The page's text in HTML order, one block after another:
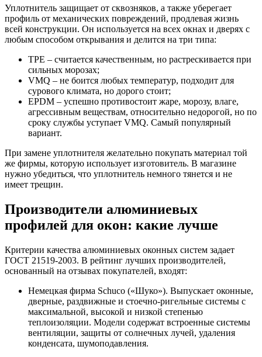
Уплотнитель защищает от сквозняков, а также уберегает
профиль от механических повреждений, продлевая жизнь
всей конструкции. Он используется на всех окнах и дверях с
любым способом открывания и делится на три типа:
TPE – считается качественным, но растрескивается при
сильных морозах;
VMQ – не боится любых температур, подходит для
сурового климата, но дорого стоит;
EPDM – успешно противостоит жаре, морозу, влаге,
агрессивным веществам, относительно недорогой, но по
сроку службы уступает VMQ. Самый популярный
вариант.
При замене уплотнителя желательно покупать материал той
же фирмы, которую использует изготовитель. В магазине
нужно убедиться, что уплотнитель немного тянется и не
имеет трещин.
Производители алюминиевых
профилей для окон: какие лучше
Критерии качества алюминиевых оконных систем задает
ГОСТ 21519-2003. В рейтинг лучших производителей,
основанный на отзывах покупателей, входят:
Немецкая фирма Schuсo («Шуко»). Выпускает оконные,
дверные, раздвижные и стоечно-ригельные системы с
максимальной, высокой и низкой степенью
теплоизоляции. Модели содержат встроенные системы
вентиляции, защиты от солнечных лучей, удаления
конденсата, шумоподавления.